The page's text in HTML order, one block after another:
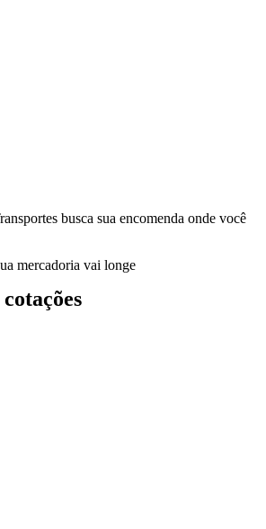
busca sua encomenda onde você
mercadoria vai longe